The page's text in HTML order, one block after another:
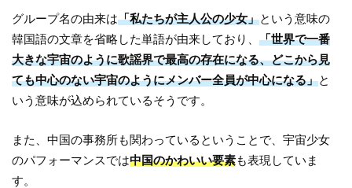
グループ名の由来は「私たちが主人公の少女」という意味の
韓国語の文章を省略した単語が由来しており、「世界で一番
大きな宇宙のように歌謡界で最高の存在になる、どこから見
ても中心のない宇宙のようにメンバー全員が中心になる」と
いう意味が込められているそうです。
また、中国の事務所も関わっているということで、宇宙少女
のパフォーマンスでは中国のかわいい要素も表現していま
す。